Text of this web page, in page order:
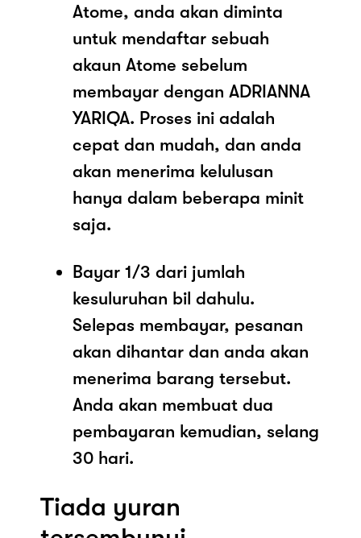
Atome, anda akan diminta
untuk mendaftar sebuah
akaun Atome sebelum
membayar dengan ADRIANNA
YARIQA. Proses ini adalah
cepat dan mudah, dan anda
akan menerima kelulusan
hanya dalam beberapa minit
saja.
Bayar 1/3 dari jumlah
kesuluruhan bil dahulu.
Selepas membayar, pesanan
akan dihantar dan anda akan
menerima barang tersebut.
Anda akan membuat dua
pembayaran kemudian, selang
30 hari.
Tiada yuran